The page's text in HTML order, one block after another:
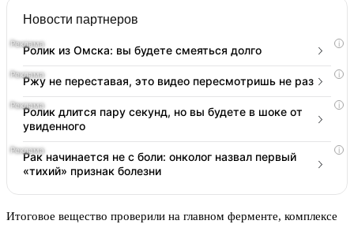
Новости партнеров
i
Ролик из Омска: вы будете смеяться долго
i
Ржу не переставая, это видео пересмотришь не раз
i
Ролик длится пару секунд, но вы будете в шоке от
увиденного
i
Рак начинается не с боли: онколог назвал первый
«тихий» признак болезни
Итоговое вещество проверили на главном ферменте, комплексе